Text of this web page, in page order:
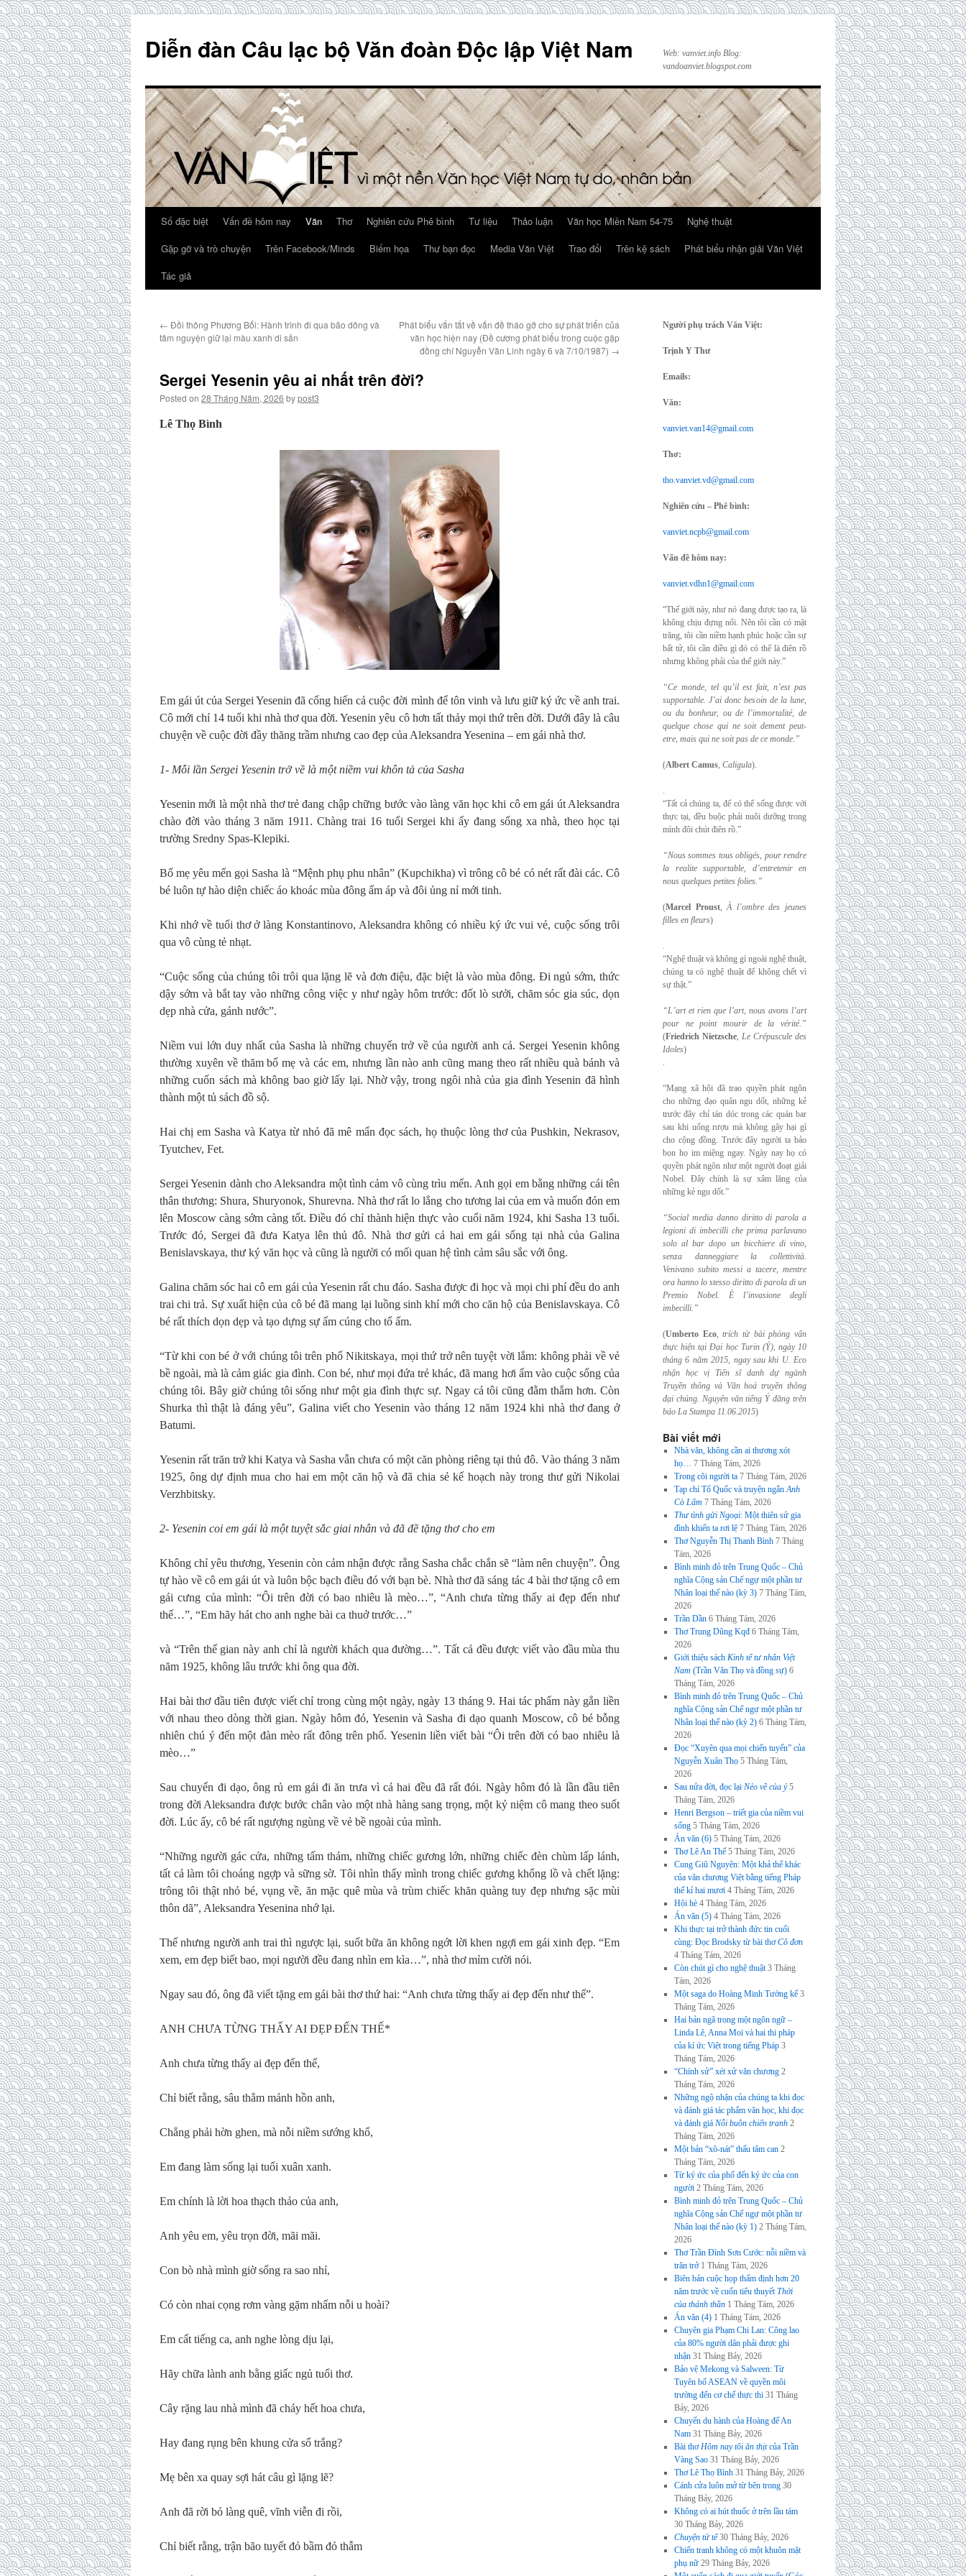
content
Diễn đàn Câu lạc bộ Văn đoàn Độc lập Việt Nam
Web: vanviet.info Blog:
vandoanviet.blogspot.com
Số đặc biệt Vấn đề hôm nay Văn Thơ Nghiên cứu Phê bình Tư liệu Thảo luận Văn học Miền Nam 54-75
Nghệ thuật
Gặp gỡ và trò chuyện
Trên Facebook/Minds Biếm họa Thư bạn đọc Media Văn Việt Trao đổi Trên kệ sách
Phát biểu nhận giải Văn Việt
Tác giả
← Đồi thông Phương Bối: Hành trình đi qua bão dông và
tâm nguyện giữ lại màu xanh di sản
Phát biểu vắn tắt về vấn đề tháo gỡ cho sự phát triển của
văn học hiện nay (Đề cương phát biểu trong cuộc gặp
đồng chí Nguyễn Văn Linh ngày 6 và 7/10/1987) →
Sergei Yesenin yêu ai nhất trên đời?
Posted on 28 Tháng Năm, 2026 bypost3
Lê Thọ Bình
Em gái út của Sergei Yesenin đã cống hiến cả cuộc đời mình để tôn vinh và lưu giữ ký ức về anh trai.
Cô mới chỉ 14 tuổi khi nhà thơ qua đời. Yesenin yêu cô hơn tất thảy mọi thứ trên đời. Dưới đây là câu
chuyện về cuộc đời đầy thăng trầm nhưng cao đẹp của Aleksandra Yesenina – em gái nhà thơ.
1- Mỗi lần Sergei Yesenin trở về là một niềm vui khôn tả của Sasha
Yesenin mới là một nhà thơ trẻ đang chập chững bước vào làng văn học khi cô em gái út Aleksandra
chào đời vào tháng 3 năm 1911. Chàng trai 16 tuổi Sergei khi ấy đang sống xa nhà, theo học tại
trường Sredny Spas-Klepiki.
Bố mẹ yêu mến gọi Sasha là “Mệnh phụ phu nhân” (Kupchikha) vì trông cô bé có nét rất đài các. Cô
bé luôn tự hào diện chiếc áo khoác mùa đông ấm áp và đôi ủng nỉ mới tinh.
Khi nhớ về tuổi thơ ở làng Konstantinovo, Aleksandra không có nhiều ký ức vui vẻ, cuộc sống trôi
qua vô cùng tẻ nhạt.
“Cuộc sống của chúng tôi trôi qua lặng lẽ và đơn điệu, đặc biệt là vào mùa đông. Đi ngủ sớm, thức
dậy sớm và bắt tay vào những công việc y như ngày hôm trước: đốt lò sưởi, chăm sóc gia súc, dọn
dẹp nhà cửa, gánh nước”.
Niềm vui lớn duy nhất của Sasha là những chuyến trở về của người anh cả. Sergei Yesenin không
thường xuyên về thăm bố mẹ và các em, nhưng lần nào anh cũng mang theo rất nhiều quà bánh và
những cuốn sách mà không bao giờ lấy lại. Nhờ vậy, trong ngôi nhà của gia đình Yesenin đã hình
thành một tủ sách đồ sộ.
Hai chị em Sasha và Katya từ nhỏ đã mê mẩn đọc sách, họ thuộc lòng thơ của Pushkin, Nekrasov,
Tyutchev, Fet.
Sergei Yesenin dành cho Aleksandra một tình cảm vô cùng trìu mến. Anh gọi em bằng những cái tên
thân thương: Shura, Shuryonok, Shurevna. Nhà thơ rất lo lắng cho tương lai của em và muốn đón em
lên Moscow càng sớm càng tốt. Điều đó chỉ thành hiện thực vào cuối năm 1924, khi Sasha 13 tuổi.
Trước đó, Sergei đã đưa Katya lên thủ đô. Nhà thơ gửi cả hai em gái sống tại nhà của Galina
Benislavskaya, thư ký văn học và cũng là người có mối quan hệ tình cảm sâu sắc với ông.
Galina chăm sóc hai cô em gái của Yesenin rất chu đáo. Sasha được đi học và mọi chi phí đều do anh
trai chi trả. Sự xuất hiện của cô bé đã mang lại luồng sinh khí mới cho căn hộ của Benislavskaya. Cô
bé rất thích dọn dẹp và tạo dựng sự ấm cúng cho tổ ấm.
“Từ khi con bé ở với chúng tôi trên phố Nikitskaya, mọi thứ trở nên tuyệt vời lắm: không phải về vẻ
bề ngoài, mà là cảm giác gia đình. Con bé, như mọi đứa trẻ khác, đã mang hơi ấm vào cuộc sống của
chúng tôi. Bây giờ chúng tôi sống như một gia đình thực sự. Ngay cả tôi cũng đằm thắm hơn. Còn
Shurka thì thật là đáng yêu”, Galina viết cho Yesenin vào tháng 12 năm 1924 khi nhà thơ đang ở
Batumi.
Yesenin rất trăn trở khi Katya và Sasha vẫn chưa có một căn phòng riêng tại thủ đô. Vào tháng 3 năm
1925, ông dự định mua cho hai em một căn hộ và đã chia sẻ kế hoạch này trong thư gửi Nikolai
Verzhbitsky.
2- Yesenin coi em gái là một tuyệt sắc giai nhân và đã đề tặng thơ cho em
Không chỉ yêu thương, Yesenin còn cảm nhận được rằng Sasha chắc chắn sẽ “làm nên chuyện”. Ông
tự hào về cô em gái út và luôn bộc bạch điều đó với bạn bè. Nhà thơ đã sáng tác 4 bài thơ tặng cô em
gái cưng của mình: “Ôi trên đời có bao nhiêu là mèo…”, “Anh chưa từng thấy ai đẹp đến như
thế…”, “Em hãy hát cho anh nghe bài ca thuở trước…”
và “Trên thế gian này anh chỉ là người khách qua đường…”. Tất cả đều được viết vào đầu mùa thu
năm 1925, không lâu trước khi ông qua đời.
Hai bài thơ đầu tiên được viết chỉ trong cùng một ngày, ngày 13 tháng 9. Hai tác phẩm này gắn liền
với nhau theo dòng thời gian. Ngày hôm đó, Yesenin và Sasha đi dạo quanh Moscow, cô bé bỗng
nhiên chú ý đến một đàn mèo rất đông trên phố. Yesenin liền viết bài “Ôi trên đời có bao nhiêu là
mèo…”
Sau chuyến đi dạo, ông rủ em gái đi ăn trưa vì cả hai đều đã rất đói. Ngày hôm đó là lần đầu tiên
trong đời Aleksandra được bước chân vào một nhà hàng sang trọng, một kỷ niệm cô mang theo suốt
đời. Lúc ấy, cô bé rất ngượng ngùng về vẻ bề ngoài của mình.
“Những người gác cửa, những tấm thảm, những chiếc gương lớn, những chiếc đèn chùm lấp lánh,
tất cả làm tôi choáng ngợp và sững sờ. Tôi nhìn thấy mình trong chiếc gương khổng lồ và chết lặng:
trông tôi thật nhỏ bé, vụng về, ăn mặc quê mùa và trùm chiếc khăn quàng tuy đẹp nhưng sặc mùi
thôn dã”, Aleksandra Yesenina nhớ lại.
Thế nhưng người anh trai thì ngược lại, suốt bữa ăn không ngớt lời khen ngợi em gái xinh đẹp. “Em
xem, em đẹp biết bao, mọi người đều đang nhìn em kìa…”, nhà thơ mỉm cười nói.
Ngay sau đó, ông đã viết tặng em gái bài thơ thứ hai: “Anh chưa từng thấy ai đẹp đến như thế”.
ANH CHƯA TỪNG THẤY AI ĐẸP ĐẾN THẾ*
Anh chưa từng thấy ai đẹp đến thế,
Chỉ biết rằng, sâu thẳm mảnh hồn anh,
Chẳng phải hờn ghen, mà nỗi niềm sướng khổ,
Em đang làm sống lại tuổi xuân xanh.
Em chính là lời hoa thạch thảo của anh,
Anh yêu em, yêu trọn đời, mãi mãi.
Con bò nhà mình giờ sống ra sao nhỉ,
Có còn nhai cọng rơm vàng gặm nhấm nỗi u hoài?
Em cất tiếng ca, anh nghe lòng dịu lại,
Hãy chữa lành anh bằng giấc ngủ tuổi thơ.
Cây rặng lau nhà mình đã cháy hết hoa chưa,
Hay đang rụng bên khung cửa sổ trắng?
Mẹ bên xa quay sợi hát câu gì lặng lẽ?
Anh đã rời bỏ làng quê, vĩnh viễn đi rồi,
Chỉ biết rằng, trận bão tuyết đỏ bầm đỏ thẫm
Người phụ trách Văn Việt:
Trịnh Y Thư
Emails:
Văn:
vanviet.van14@gmail.com
Thơ:
tho.vanviet.vd@gmail.com
Nghiên cứu – Phê bình:
vanviet.ncpb@gmail.com
Vấn đề hôm nay:
vanviet.vdhn1@gmail.com
“Thế giới này, như nó đang được tạo ra, là
không chịu đựng nổi. Nên tôi cần có mặt
trăng, tôi cần niềm hạnh phúc hoặc cần sự
bất tử, tôi cần điều gì đó có thể là điên rồ
nhưng không phải của thế giới này.”
“Ce monde, tel qu’il est fait, n’est pas
supportable. J’ai donc besoin de la lune,
ou du bonheur, ou de l’immortalité, de
quelque chose qui ne soit dement peut-
etre, mais qui ne soit pas de ce monde.”
(Albert Camus, Caligula).
.
“Tất cả chúng ta, để có thể sống được với
thực tại, đều buộc phải nuôi dưỡng trong
mình đôi chút điên rồ.”
“Nous sommes tous obligés, pour rendre
la realite supportable, d’entretenir en
nous quelques petites folies.”
(Marcel Proust,À l’ombre des jeunes
filles en fleurs)
.
“Nghệ thuật và không gì ngoài nghệ thuật,
chúng ta có nghệ thuật để không chết vì
sự thật.”
“L’art et rien que l’art, nous avons l’art
pour ne point mourir de la vérité.”
(Friedrich Nietzsche, Le Crépuscule des
Idoles)
.
“Mạng xã hội đã trao quyền phát ngôn
cho những đạo quân ngu dốt, những kẻ
trước đây chỉ tán dóc trong các quán bar
sau khi uống rượu mà không gây hại gì
cho cộng đồng. Trước đây người ta bảo
bọn họ im miệng ngay. Ngày nay họ có
quyền phát ngôn như một người đoạt giải
Nobel. Đây chính là sự xâm lăng của
những kẻ ngu dốt.”
“Social media danno diritto di parola a
legioni di imbecilli che prima parlavano
solo albar dopo un bicchiere di vino,
senza danneggiare la collettività.
Venivano subito messi a tacere, mentre
ora hanno lo stesso diritto di parola di un
Premio Nobel. È l’invasione degli
imbecilli.”
(Umberto Eco,trích từ bài phỏng vấn
thực hiện tại Đại học Turin (Ý), ngày 10
tháng 6 năm 2015, ngay sau khi U. Eco
nhận học vị Tiến sĩ danh dự ngành
Truyền thông và Văn hoá truyền thông
đại chúng. Nguyên văn tiếng Ý đăng trên
báo La Stampa 11.06.2015)
Bài viết mới
Nhà văn, không cần ai thương xót
họ… 7 Tháng Tám, 2026
Trong cõi người ta 7 Tháng Tám, 2026
Tạp chí Tổ Quốc và truyện ngắnAnh
Cò Lấm 7 Tháng Tám, 2026
Thư tình gửi Ngoại: Một thiên sử gia
đình khiến ta rơi lệ 7 Tháng Tám, 2026
Thơ Nguyễn Thị Thanh Bình 7 Tháng
Tám, 2026
Bình minh đỏ trên Trung Quốc – Chủ
nghĩa Cộng sản Chế ngự một phần tư
Nhân loại thế nào (kỳ 3) 7 Tháng Tám,
2026
Trần Dần 6 Tháng Tám, 2026
Thơ Trung Dũng Kqđ 6 Tháng Tám,
2026
Giới thiệu sách Kinh tế tư nhân Việt
Nam (Trần Văn Thọ và đồng sự) 6
Tháng Tám, 2026
Bình minh đỏ trên Trung Quốc – Chủ
nghĩa Cộng sản Chế ngự một phần tư
Nhân loại thế nào (kỳ 2) 6 Tháng Tám,
2026
Đọc “Xuyên qua mọi chiến tuyến” của
Nguyễn Xuân Thọ 5 Tháng Tám,
2026
Sau nửa đời, đọc lại Nẻo về của ý 5
Tháng Tám, 2026
Henri Bergson – triết gia của niềm vui
sống 5 Tháng Tám, 2026
Án văn (6) 5 Tháng Tám, 2026
Thơ Lê An Thế 5 Tháng Tám, 2026
Cung Giũ Nguyên: Một khả thể khác
của văn chương Việt bằng tiếng Pháp
thế kỉ hai mươi 4 Tháng Tám, 2026
Hội hè 4 Tháng Tám, 2026
Án văn (5) 4 Tháng Tám, 2026
Khi thực tại trở thành đức tin cuối
cùng: Đọc Brodsky từ bài thơCô đơn
4 Tháng Tám, 2026
Còn chút gì cho nghệ thuật 3 Tháng
Tám, 2026
Một saga do Hoàng Minh Tường kể 3
Tháng Tám, 2026
Hai bản ngã trong một ngôn ngữ –
Linda Lê, Anna Moï và hai thi pháp
của kí ức Việt trong tiếng Pháp 3
Tháng Tám, 2026
“Chính sử” xét xử văn chương 2
Tháng Tám, 2026
Những ngộ nhận của chúng ta khi đọc
và đánh giá tác phẩm văn học, khi đọc
và đánh giá Nỗi buồn chiến tranh 2
Tháng Tám, 2026
Một bản “xô-nát” thấu tâm can 2
Tháng Tám, 2026
Từ ký ức của phố đến ký ức của con
người 2 Tháng Tám, 2026
Bình minh đỏ trên Trung Quốc – Chủ
nghĩa Cộng sản Chế ngự một phần tư
Nhân loại thế nào (kỳ 1) 2 Tháng Tám,
2026
Thơ Trần Đình Sơn Cước: nỗi niềm và
trăn trở 1 Tháng Tám, 2026
Biên bản cuộc họp thẩm định hơn 20
năm trước về cuốn tiểu thuyếtThời
của thánh thần 1 Tháng Tám, 2026
Án văn (4) 1 Tháng Tám, 2026
Chuyên gia Phạm Chi Lan: Công lao
của 80% người dân phải được ghi
nhận 31 Tháng Bảy, 2026
Bảo vệ Mekong và Salween: Từ
Tuyên bố ASEAN về quyền môi
trường đến cơ chế thực thi 31 Tháng
Bảy, 2026
Chuyến du hành của Hoàng đế An
Nam 31 Tháng Bảy, 2026
Bài thơHôm nay tôi ăn thịtcủa Trần
Vàng Sao 31 Tháng Bảy, 2026
Thơ Lê Thọ Bình 31 Tháng Bảy, 2026
Cánh cửa luôn mở từ bên trong 30
Tháng Bảy, 2026
Không có ai hút thuốc ở trên lầu tám
30 Tháng Bảy, 2026
Chuyện tử tế 30 Tháng Bảy, 2026
Chiến tranh không có một khuôn mặt
phụ nữ 29 Tháng Bảy, 2026